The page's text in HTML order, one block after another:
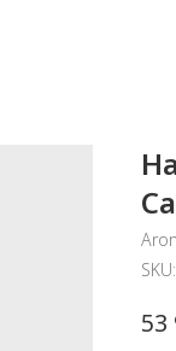
SKU:
53